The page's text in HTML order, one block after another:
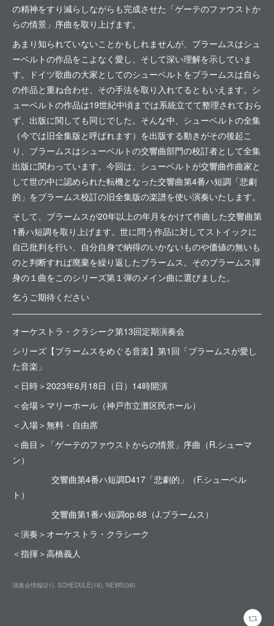
の精神をすり減らしながらも完成させた「ゲーテのファウストか
らの情景」序曲を取り上げます。
あまり知られていないことかもしれませんが、ブラームスはシュ
ーベルトの作品をこよなく愛し、そして深い理解を示していま
す。ドイツ歌曲の大家としてのシューベルトをブラームスは自ら
の作品と重ね合わせ、その手法を取り入れてるともいえます。シ
ューベルトの作品は19世紀中頃までは系統立てて整理されておら
ず、出版に関しても同じでした。そんな中、シューベルトの全集
（今では旧全集版と呼ばれます）を出版する動きがその後起こ
り、ブラームスはシューベルトの交響曲部門の校訂者として全集
出版に関わっています。今回は、シューベルトが交響曲作曲家と
して世の中に認められた転機となった交響曲第4番ハ短調「悲劇
的」をブラームス校訂の旧全集版の楽譜を使い演奏いたします。
そして、ブラームスが20年以上の年月をかけて作曲した交響曲第
1番ハ短調を取り上げます。世に問う作品に対してストイックに
自己批判を行い、自分自身で納得のいかないものや価値の無いも
のと判断すれば廃棄を繰り返したブラームス。そのブラームス渾
身の１曲をこのシリーズ第１弾のメイン曲に選びました。
乞うご期待ください
オーケストラ・クラシーク第13回定期演奏会
シリーズ【ブラームスをめぐる音楽】第1回「ブラームスが愛し
た音楽」
＜日時＞2023年6月18日（日）14時開演
＜会場＞マリーホール（神戸市立灘区民ホール）
＜入場＞無料・自由席
＜曲目＞「ゲーテのファウストからの情景」序曲（R.シューマ
ン）
交響曲第4番ハ短調D417「悲劇的」（F.シューベル
ト）
交響曲第1番ハ短調op.68（J.ブラームス）
＜演奏＞オーケストラ・クラシーク
＜指揮＞高橋義人
演奏会情報(21) SCHEDULE(18) NEWS(38)